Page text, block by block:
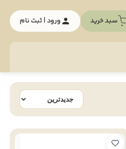
سبد خرید ورود | ثبت نام